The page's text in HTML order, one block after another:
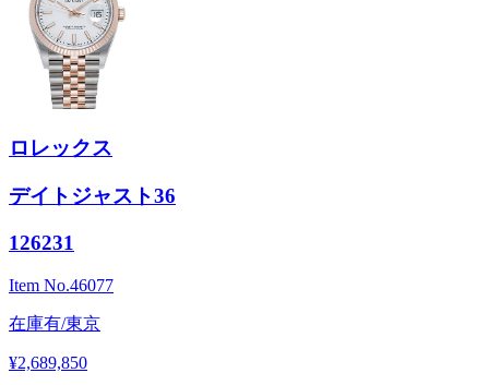
ロレックス
デイトジャスト36
126231
Item No.46077
在庫有/東京
¥2,689,850